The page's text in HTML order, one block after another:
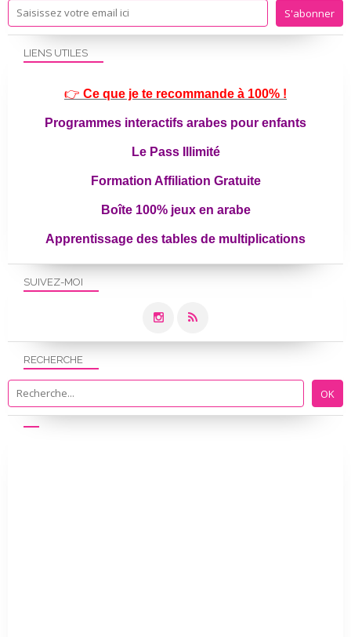
SUIVEZ-MOI
RECHERCHE
LIENS UTILES
👉 Ce que je te recommande à 100% !
Programmes interactifs arabes pour enfants
Le Pass Illimité
Formation Affiliation Gratuite
Boîte 100% jeux en arabe
Apprentissage des tables de multiplications